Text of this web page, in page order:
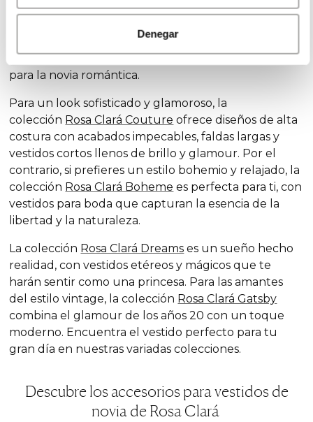
Denegar
Descubre nuestras exclusivas colecciones de
personalidad: la colecciónRosa Clará Soft
por su elegancia sutil y detalles delicados, ideales
para la novia romántica.
Para un look sofisticado y glamoroso, la
colección Rosa Clará Couture ofrece diseños de alta
costura con acabados impecables, faldas largas y
vestidos cortos llenos de brillo y glamour. Por el
contrario, si prefieres un estilo bohemio y relajado, la
colección Rosa Clará Boheme es perfecta para ti, con
vestidos para boda que capturan la esencia de la
libertad y la naturaleza.
La colección Rosa Clará Dreams es un sueño hecho
realidad, con vestidos etéreos y mágicos que te
harán sentir como una princesa. Para las amantes
del estilo vintage, la colección Rosa Clará Gatsby
combina el glamour de los años 20 con un toque
moderno. Encuentra el vestido perfecto para tu
gran día en nuestras variadas colecciones.
Descubre los accesorios para vestidos de
novia de Rosa Clará